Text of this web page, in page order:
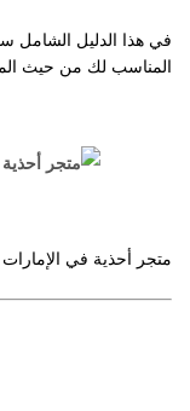
في هذا الدليل الشامل
المناسب لك من حيث
متجر أحذية في الإمارات